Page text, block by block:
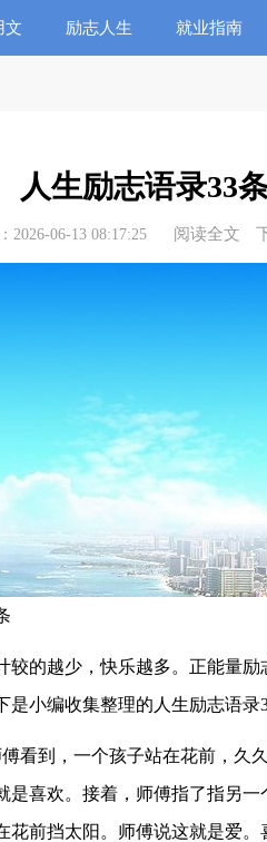
文 励志人生 就业指南
人生励志语录33
2026-06-13 08:17:25 阅读全文
较的越少，快乐越多。正能量
小编收集整理的人生励志语录
看到，一个孩子站在花前，久
是喜欢。接着，师傅指了指另
花前挡太阳。师傅说这就是爱